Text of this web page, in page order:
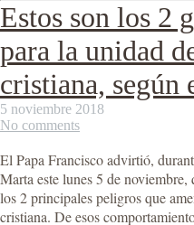
Estos son los 2
para la unidad
cristiana, según
5 noviembre 2018
No comments
El Papa Francisco advirtió,
Marta este lunes 5 de
los 2 principales peligros que
cristiana. De esos